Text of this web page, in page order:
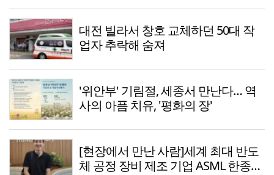
대전 빌라서 창호 교체하던 50대 작
업자 추락해 숨져
'위안부' 기림절, 세종서 만난다… 역
사의 아픔 치유, '평화의 장'
[현장에서 만난 사람]세계 최대 반도
체 공정 장비 제조 기업 ASML 한종호